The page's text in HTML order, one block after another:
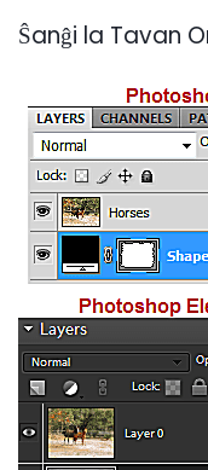
Ŝanĝi la Tavan